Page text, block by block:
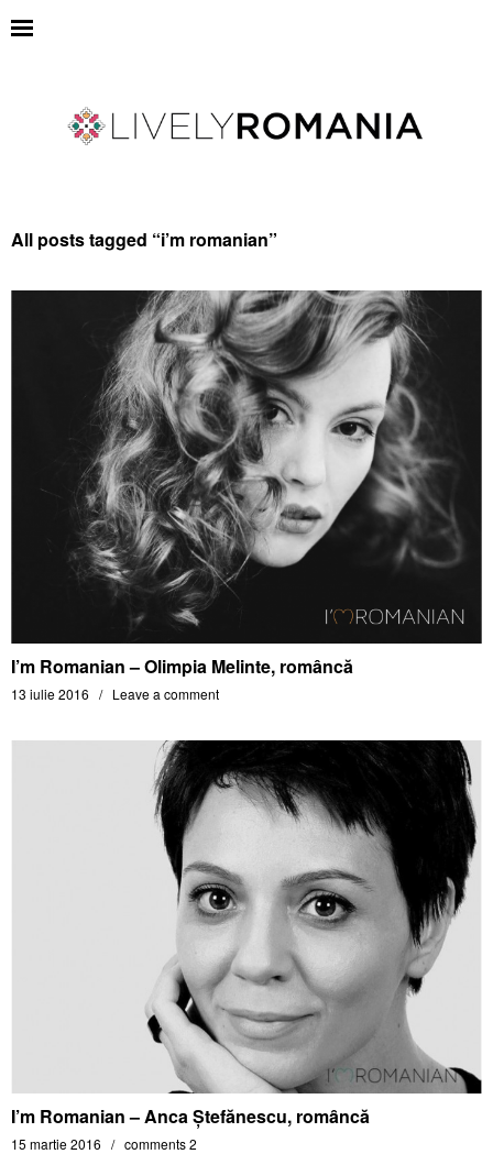
All posts tagged “i’m romanian”
I’m Romanian – Olimpia Melinte, româncă
13 iulie 2016 Leave a comment
I’m Romanian – Anca Ștefănescu, romȃncă
15 martie 2016 comments 2